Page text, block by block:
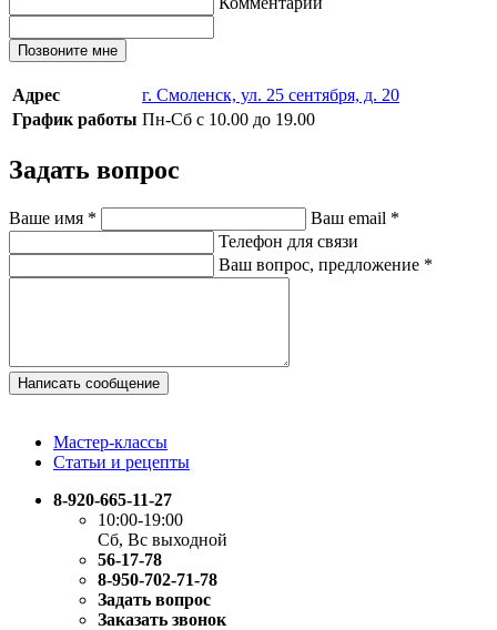
Позвоните мне
Адрес
г. Смоленск, ул. 25 сентября, д. 20
График работы Пн-Сб с 10.00 до 19.00
Задать вопрос
Ваше имя * Ваш email *
Телефон для связи
Ваш вопрос, предложение *
Написать сообщение
Мастер-классы
Статьи и рецепты
8-920-665-11-27
10:00-19:00
Сб, Вс выходной
56-17-78
8-950-702-71-78
Задать вопрос
Заказать звонок